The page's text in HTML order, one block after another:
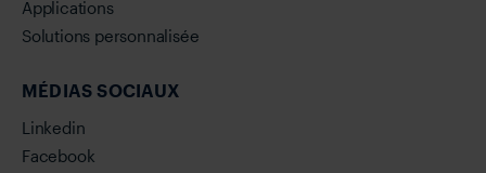
Applications
Solutions personnalisée
MÉDIAS SOCIAUX
Linkedin
Facebook